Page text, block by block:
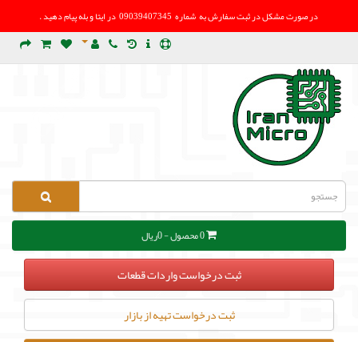
در صورت مشکل درثبت سفارش به شماره 09039407345 در ایتا و بله پیام دهید .
0 محصول - 0ریال
ثبت درخواست واردات قطعات
ثبت درخواست تهیه از بازار